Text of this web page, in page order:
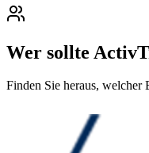
Wer sollte
Finden Sie heraus, welcher